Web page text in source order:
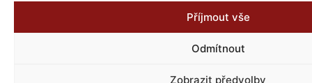
Příjmout vše
Odmítnout
Zobrazit předvolby